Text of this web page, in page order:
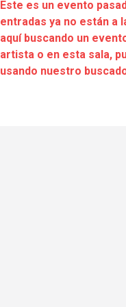
Este es un evento
entradas ya no están a
aquí buscando un
artista o en esta sala,
usando nuestro